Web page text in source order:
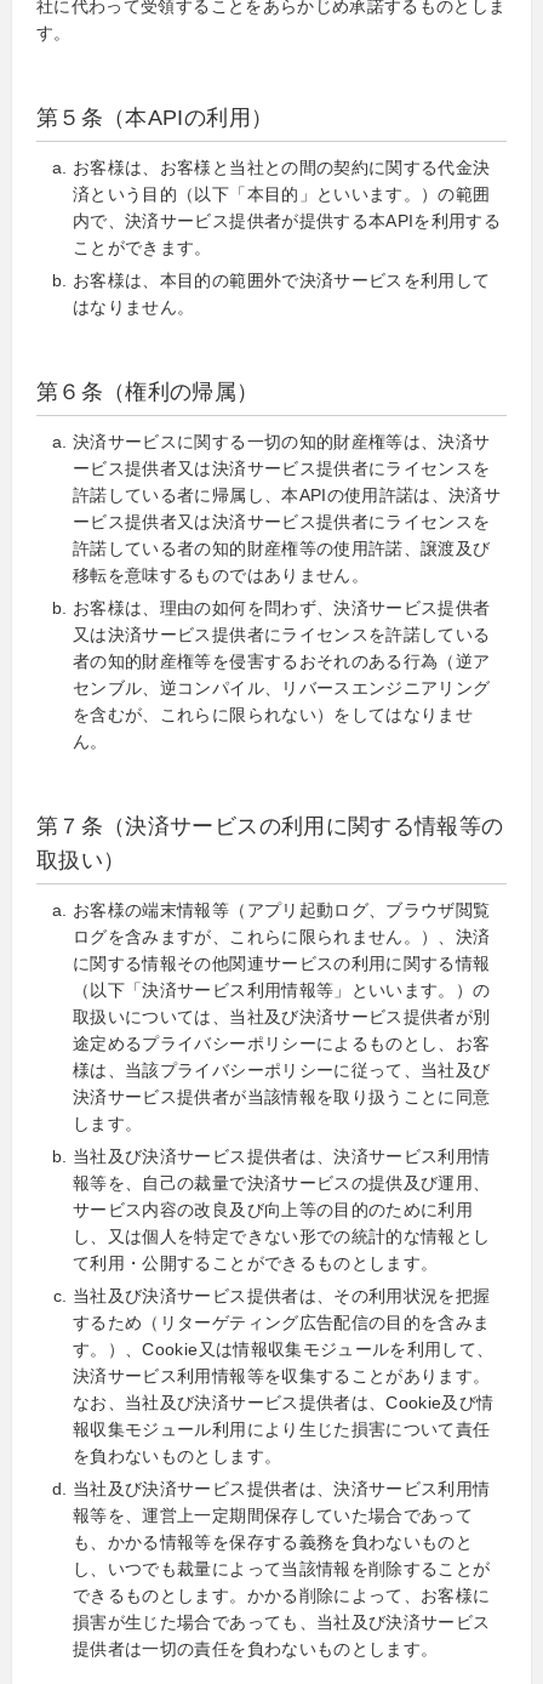
社に代わって受領することをあらかじめ承諾するものとしま
す。
第５条（本APIの利用）
お客様は、お客様と当社との間の契約に関する代金決
済という目的（以下「本目的」といいます。）の範囲
内で、決済サービス提供者が提供する本APIを利用する
ことができます。
お客様は、本目的の範囲外で決済サービスを利用して
はなりません。
第６条（権利の帰属）
決済サービスに関する一切の知的財産権等は、決済サ
ービス提供者又は決済サービス提供者にライセンスを
許諾している者に帰属し、本APIの使用許諾は、決済サ
ービス提供者又は決済サービス提供者にライセンスを
許諾している者の知的財産権等の使用許諾、譲渡及び
移転を意味するものではありません。
お客様は、理由の如何を問わず、決済サービス提供者
又は決済サービス提供者にライセンスを許諾している
者の知的財産権等を侵害するおそれのある行為（逆ア
センブル、逆コンパイル、リバースエンジニアリング
を含むが、これらに限られない）をしてはなりませ
ん。
第７条（決済サービスの利用に関する情報等の
取扱い）
お客様の端末情報等（アプリ起動ログ、ブラウザ閲覧
ログを含みますが、これらに限られません。）、決済
に関する情報その他関連サービスの利用に関する情報
（以下「決済サービス利用情報等」といいます。）の
取扱いについては、当社及び決済サービス提供者が別
途定めるプライバシーポリシーによるものとし、お客
様は、当該プライバシーポリシーに従って、当社及び
決済サービス提供者が当該情報を取り扱うことに同意
します。
当社及び決済サービス提供者は、決済サービス利用情
報等を、自己の裁量で決済サービスの提供及び運用、
サービス内容の改良及び向上等の目的のために利用
し、又は個人を特定できない形での統計的な情報とし
て利用・公開することができるものとします。
当社及び決済サービス提供者は、その利用状況を把握
するため（リターゲティング広告配信の目的を含みま
す。）、Cookie又は情報収集モジュールを利用して、
決済サービス利用情報等を収集することがあります。
なお、当社及び決済サービス提供者は、Cookie及び情
報収集モジュール利用により生じた損害について責任
を負わないものとします。
当社及び決済サービス提供者は、決済サービス利用情
報等を、運営上一定期間保存していた場合であって
も、かかる情報等を保存する義務を負わないものと
し、いつでも裁量によって当該情報を削除することが
できるものとします。かかる削除によって、お客様に
損害が生じた場合であっても、当社及び決済サービス
提供者は一切の責任を負わないものとします。